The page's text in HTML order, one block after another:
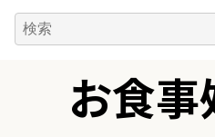
その他
お食